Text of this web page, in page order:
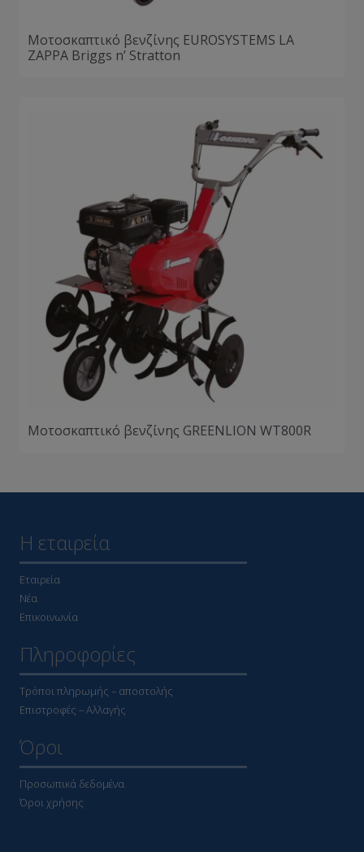
Μοτοσκαπτικό βενζίνης EUROSYSTEMS LA
ZAPPA Briggs n’ Stratton
Μοτοσκαπτικό βενζίνης GREENLION WT800R
Η εταιρεία
Εταιρεία
Νέα
Επικοινωνία
Πληροφορίες
Τρόποι πληρωμής – αποστολής
Επιστροφές – Αλλαγής
Όροι
Προσωπικά δεδομένα
Όροι χρήσης